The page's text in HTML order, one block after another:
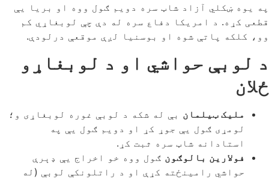
په یوه ښکلي آزاد شاټ سره دویم ګول ووه او بریا یې
قطعی کړه. د امریکا دفاع سره له دې چې لوبغاړي کم
وو، کلکه پاتې شوه او بوسنیا لږې موقعې درلودې.
د لوبې حواشي او د لوبغاړو
ځلان
ملیک ټیلمان بې له شکه د لوبې غوره لوبغاړی و؛
لومړی ګول یې جوړ کړ او دویم ګول یې په
استادانه شاټ سره ثبت کړ.
فولارین بالوګون ګول ووه خو اخراج یې ډېرې
حواشي رامینځته کړې او د راتلونکې لوبې (له